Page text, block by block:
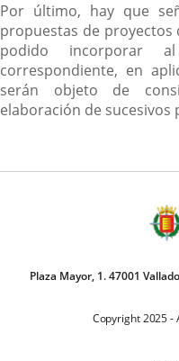
Por último, hay que
propuestas de proyectos
podido incorporar
correspondiente, en
serán objeto de
elaboración de
Plaza Mayor, 1. 47001
Copyright 2025 -